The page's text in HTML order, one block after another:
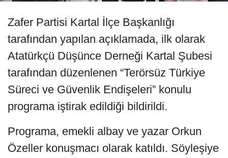
Zafer Partisi Kartal İlçe Başkanlığı
tarafından yapılan açıklamada, ilk olarak
Atatürkçü Düşünce Derneği Kartal Şubesi
tarafından düzenlenen “Terörsüz Türkiye
Süreci ve Güvenlik Endişeleri” konulu
programa iştirak edildiği bildirildi.
Programa, emekli albay ve yazar Orkun
Özeller konuşmacı olarak katıldı. Söyleşiye